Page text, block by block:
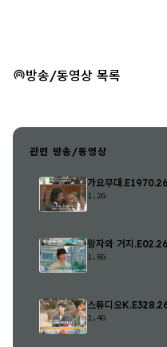
방송/동영상 목록
관련 방송/동영상
가요무대
1.2G
왕자와 거지
1.6G
스튜디오
1.4G